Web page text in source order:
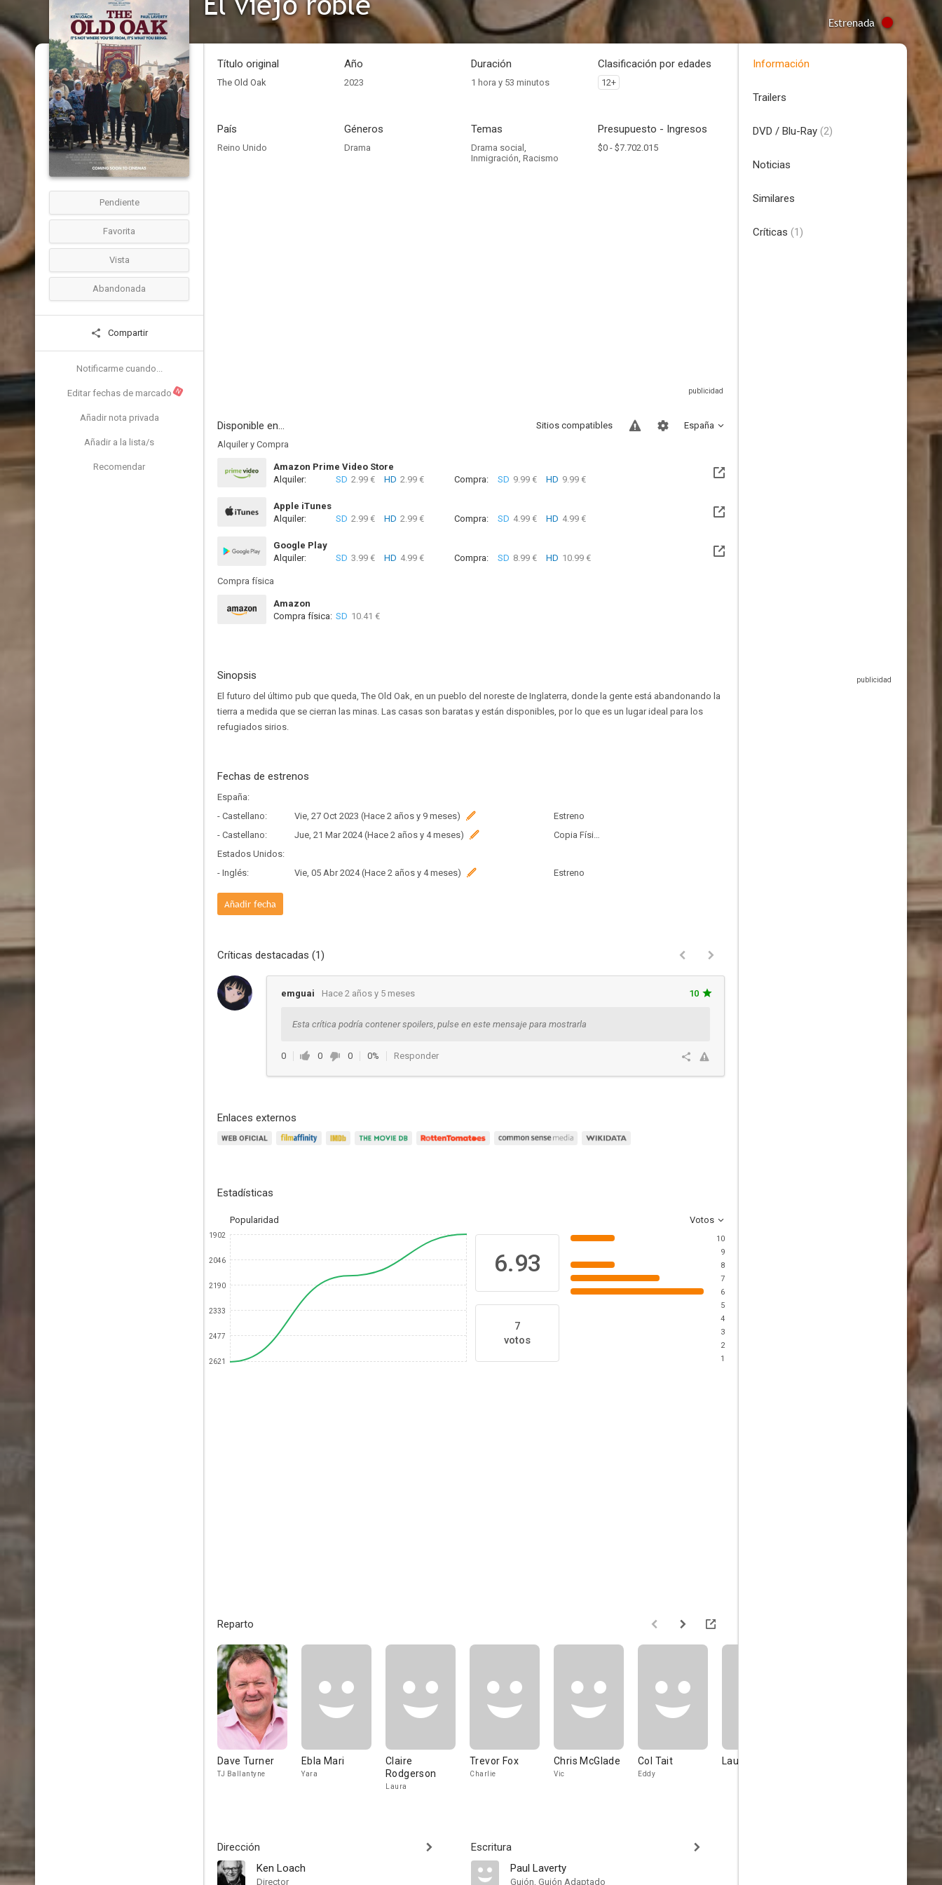
Estrenada
Pendiente
Favorita
Vista
Abandonada
Compartir
Notificarme cuando...
Editar fechas de marcado N
Añadir nota privada
Añadir a la lista/s
Recomendar
Título original
The Old Oak
Año
2023
Duración
1 hora y 53 minutos
Clasificación por edades
12+
País
Reino Unido
Géneros
Drama
Temas
Drama social ,
Inmigración, Racismo
Presupuesto - Ingresos
$0 - $7.702.015
Disponible en... España
Sitios compatibles
Alquiler y Compra
Amazon Prime Video Store
Alquiler:
SD 2.99 € HD 2.99 € Compra: SD 9.99 € HD 9.99 €
Apple iTunes
Alquiler:
SD 2.99 € HD 2.99 € Compra: SD 4.99 € HD 4.99 €
Google Play
Alquiler:
SD 3.99 € HD 4.99 € Compra: SD 8.99 € HD 10.99 €
Compra física
Amazon
Compra física: SD 10.41 €
Sinopsis
El futuro del último pub que queda, The Old Oak, en un pueblo del noreste de Inglaterra, donde la gente está abandonando la
tierra a medida que se cierran las minas. Las casas son baratas y están disponibles, por lo que es un lugar ideal para los
refugiados sirios.
Fechas de estrenos
España:
- Castellano:
Vie, 27 Oct 2023 (Hace 2 años y 9 meses)
Estreno
- Castellano:
Jue, 21 Mar 2024 (Hace 2 años y 4 meses)
Copia Física
Estados Unidos:
- Inglés:
Vie, 05 Abr 2024 (Hace 2 años y 4 meses) Estreno
Añadir fecha
Críticas destacadas (1)
emguai Hace 2 años y 5 meses 10
Esta crítica podría contener spoilers, pulse en este mensaje para mostrarla
0 0 0 0% Responder
Enlaces externos
Estadísticas
Popularidad Votos
1902
2046
2190
2333
2477
2621
6.93
7
votos
10
9
8
7
6
5
4
3
2
1
Reparto
Dave Turner
TJ Ballantyne
Ebla Mari
Yara
Claire
Rodgerson
Laura
Trevor Fox
Charlie
Chris McGlade
Vic
Col Tait
Eddy
Laura Daly
Robinson
Dirección
Ken Loach
Director
Escritura
Paul Laverty
Guión, Guión Adaptado
Información
Trailers
DVD / Blu-Ray (2)
Noticias
Similares
Críticas (1)